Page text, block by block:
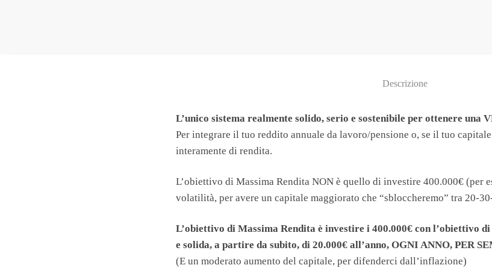
Descrizione
L’unico sistema realmente solido, serio e sostenibile per ottenere una
Per integrare il tuo reddito annuale da lavoro/pensione o, se il tuo
interamente di rendita.
L’obiettivo di Massima Rendita NON è quello di investire 400.000€ (per
volatilità, per avere un capitale maggiorato che “sbloccheremo” tra 20-
L’obiettivo di Massima Rendita è investire i 400.000€ con l’obiettivo
e solida, a partire da subito, di 20.000€ all’anno, OGNI ANNO, PER
(E un moderato aumento del capitale, per difenderci dall’inflazione)